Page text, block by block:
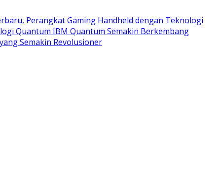
Perangkat Gaming Handheld dengan Teknologi
Quantum IBM Quantum Semakin Berkembang
Semakin Revolusioner